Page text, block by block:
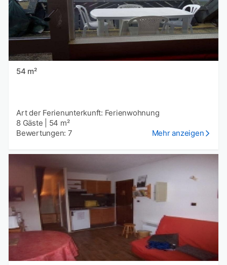
54 m²
Art der Ferienunterkunft: Ferienwohnung
8 Gäste
54 m²
Bewertungen: 7
Mehr anzeigen